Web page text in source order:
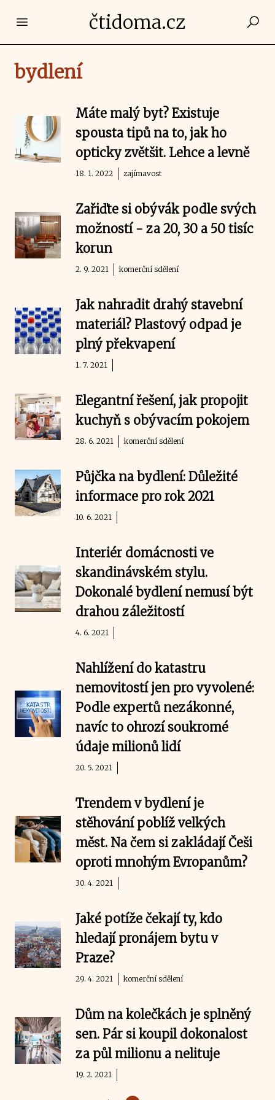
Open main menučtidoma.cz
bydlení
Máte malý byt? Existuje
spousta tipů na to, jak ho
opticky zvětšit. Lehce a levně
18. 1. 2022 zajímavost
Zařiďte si obývák podle svých
možností - za 20, 30 a 50 tisíc
korun
2. 9. 2021 komerční sdělení
Jak nahradit drahý stavební
materiál? Plastový odpad je
plný překvapení
1. 7. 2021
Elegantní řešení, jak propojit
kuchyň s obývacím pokojem
28. 6. 2021 komerční sdělení
Půjčka na bydlení: Důležité
informace pro rok 2021
10. 6. 2021
Interiér domácnosti ve
skandinávském stylu.
Dokonalé bydlení nemusí být
drahou záležitostí
4. 6. 2021
Nahlížení do katastru
nemovitostí jen pro vyvolené:
Podle expertů nezákonné,
navíc to ohrozí soukromé
údaje milionů lidí
20. 5. 2021
Trendem v bydlení je
stěhování poblíž velkých
měst. Na čem si zakládají Češi
oproti mnohým Evropanům?
30. 4. 2021
Jaké potíže čekají ty, kdo
hledají pronájem bytu v
Praze?
29. 4. 2021 komerční sdělení
Dům na kolečkách je splněný
sen. Pár si koupil dokonalost
za půl milionu a nelituje
19. 2. 2021